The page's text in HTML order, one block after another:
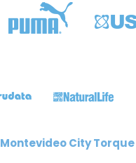
Montevideo City